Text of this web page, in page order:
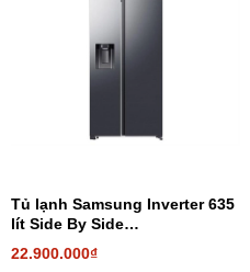
Tủ lạnh Samsung Inverter 635
lít Side By Side
22.900.000₫